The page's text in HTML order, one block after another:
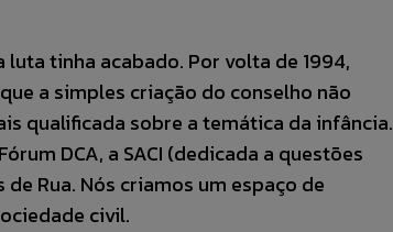
tinha acabado. Por volta de 1994,
a simples criação do conselho não
qualificada sobre a temática da infância.
DCA, a SACI (dedicada a questões
Rua. Nós criamos um espaço de
civil.